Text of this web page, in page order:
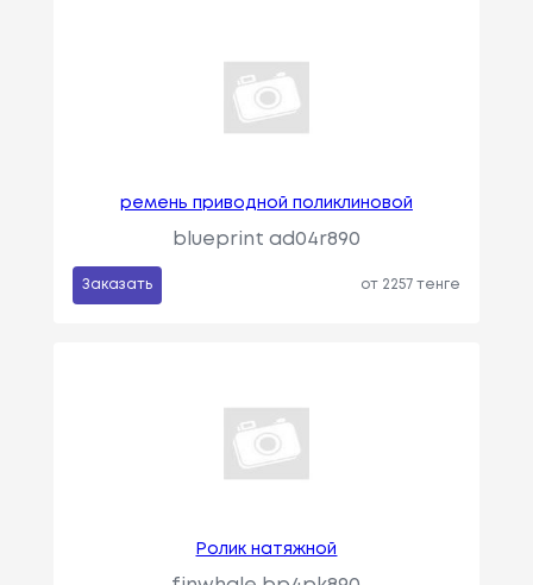
ремень приводной поликлиновой
blueprint ad04r890
Заказать от 2257 тенге
Ролик натяжной